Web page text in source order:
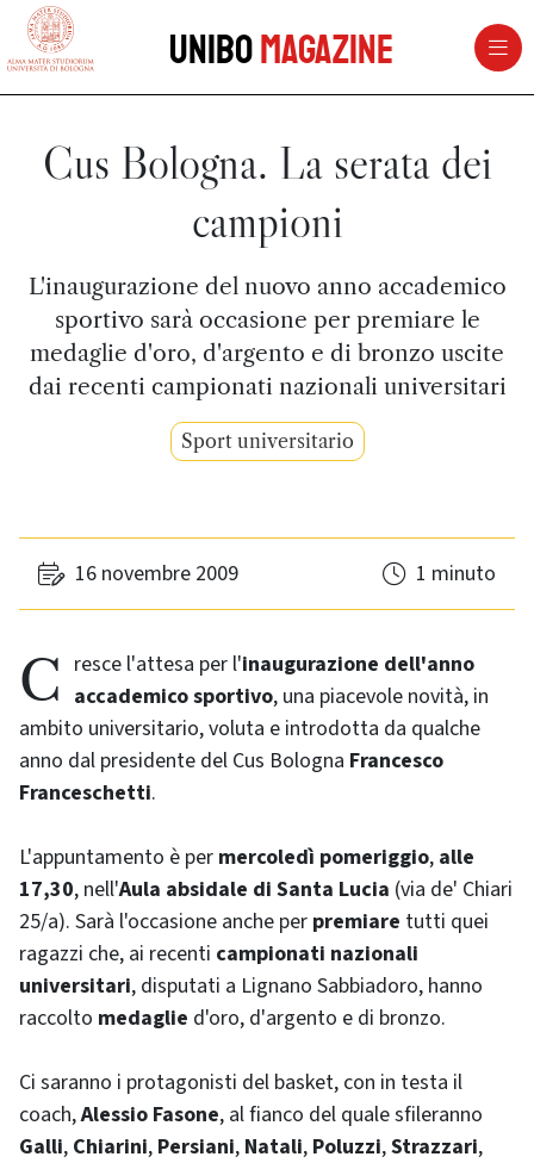
vai al contenuto della pagina
UniboMagazine
Cus Bologna. La serata dei
campioni
L'inaugurazione del nuovo anno accademico
sportivo sarà occasione per premiare le
medaglie d'oro, d'argento e di bronzo uscite
dai recenti campionati nazionali universitari
Sport universitario
16 novembre 2009 1 minuto
Cresce l'attesa per l'inaugurazione dell'anno
accademico sportivo, una piacevole novità, in
ambito universitario, voluta e introdotta da qualche
anno dal presidente del Cus Bologna Francesco
Franceschetti.
L'appuntamento è per mercoledì pomeriggio, alle
17,30, nell'Aula absidale di Santa Lucia (via de' Chiari
25/a). Sarà l'occasione anche per premiare tutti quei
ragazzi che, ai recenti campionati nazionali
universitari, disputati a Lignano Sabbiadoro, hanno
raccolto medaglie d'oro, d'argento e di bronzo.
Ci saranno i protagonisti del basket, con in testa il
coach,Alessio Fasone, al fianco del quale sfileranno
Galli, Chiarini, Persiani, Natali, Poluzzi,Strazzari,